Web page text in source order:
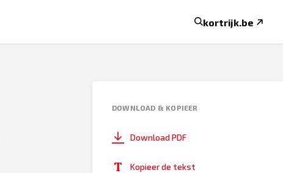
kortrijk.be
DOWNLOAD & KOPIEER
Download PDF
Kopieer de tekst